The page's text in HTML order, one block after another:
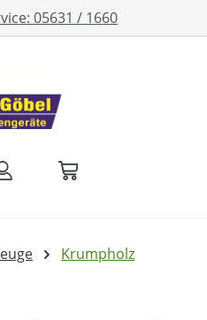
05631 / 1660
Krumpholz